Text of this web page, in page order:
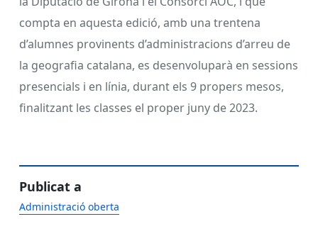
compta en aquesta edició, amb una trentena
d’alumnes provinents d’administracions d’arreu de
la geografia catalana, es desenvoluparà en sessions
presencials i en línia, durant els 9 propers mesos,
finalitzant les classes el proper juny de 2023.
Publicat a
Administració oberta